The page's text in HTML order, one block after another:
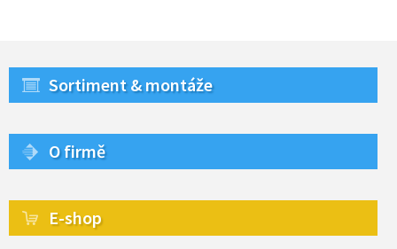
Sortiment & montáže
O firmě
E-shop